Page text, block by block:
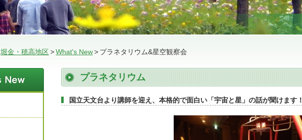
堀金・穂高地区>What's New> プラネタリウム&星空観察会
プラネタリウム
国立天文台より講師を迎え、本格的で面白い「宇宙と星」の話が聞けます！
新着情報